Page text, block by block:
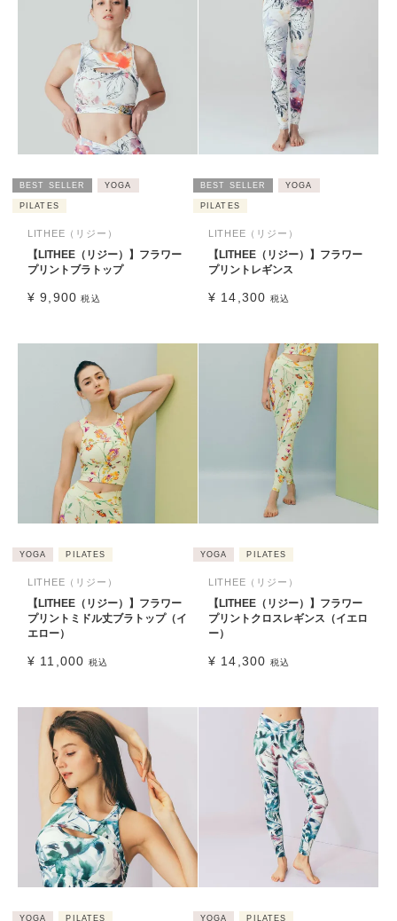
BEST SELLER YOGA
PILATES
LITHEE（リジー）
【LITHEE（リジー）】フラワー
プリントブラトップ
¥ 9,900 税込
BEST SELLER YOGA
PILATES
LITHEE（リジー）
【LITHEE（リジー）】フラワー
プリントレギンス
¥ 14,300 税込
YOGA PILATES
LITHEE（リジー）
【LITHEE（リジー）】フラワー
プリントミドル丈ブラトップ（イ
エロー）
¥ 11,000 税込
YOGA PILATES
LITHEE（リジー）
【LITHEE（リジー）】フラワー
プリントクロスレギンス（イエロ
ー）
¥ 14,300 税込
YOGA PILATES YOGA PILATES